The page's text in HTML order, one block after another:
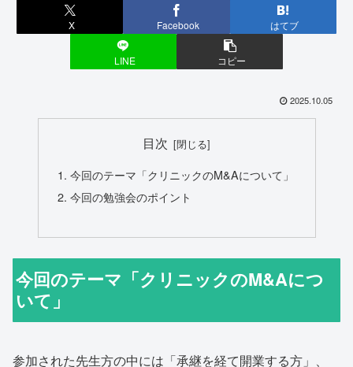
X Facebook はてブ
LINE コピー
2025.10.05
目次
今回のテーマ「クリニックのM&Aについて」
今回の勉強会のポイント
今回のテーマ「クリニックのM&Aにつ
いて」
参加された先生方の中には「承継を経て開業する方」、